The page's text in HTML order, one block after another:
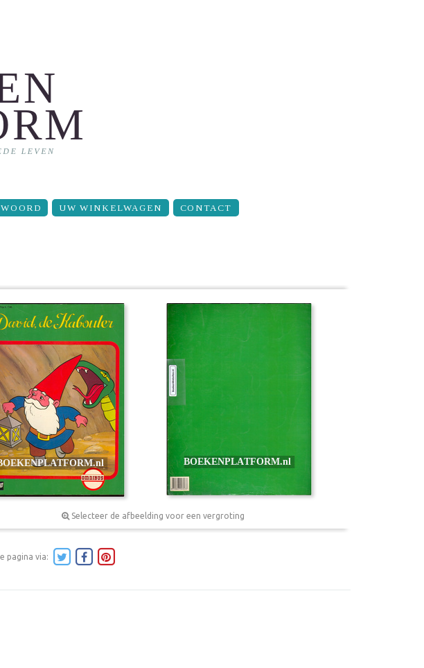
UW WINKELWAGEN CONTACT
Selecteer de afbeelding voor een vergroting
pagina via: